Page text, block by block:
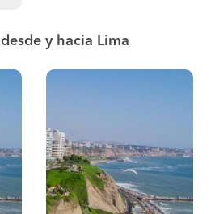
desde y hacia Lima